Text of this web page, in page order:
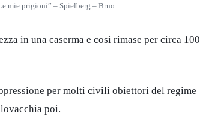
mie prigioni” – Spielberg – Brno
in una caserma e così rimase per circa 100
per molti civili obiettori del regime
poi.